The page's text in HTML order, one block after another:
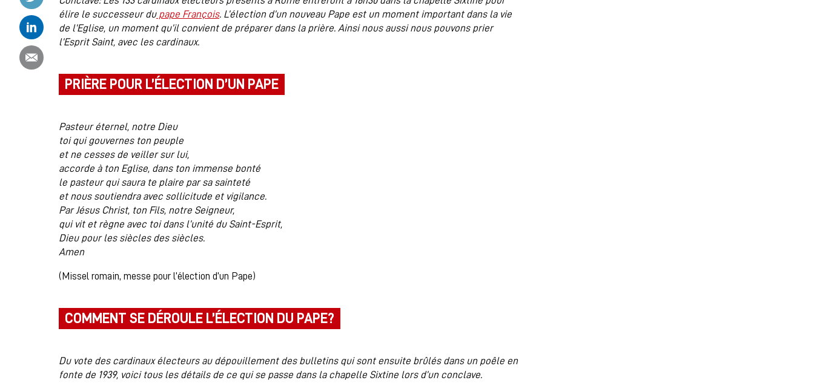
Partager ce contenu sur Linkedin
élire le successeur dupape François. L’élection d’un nouveau Pape est un moment important dans la vie
de l’Eglise, un moment qu’il convient de préparer dans la prière. Ainsi nous aussi nous pouvons prier
l’Esprit Saint, avec les cardinaux.
PRIÈRE POUR L’ÉLECTION D’UN PAPE
Pasteur éternel, notre Dieu
toi qui gouvernes ton peuple
et ne cesses de veiller sur lui,
accorde à ton Eglise, dans ton immense bonté
le pasteur qui saura te plaire par sa sainteté
et nous soutiendra avec sollicitude et vigilance.
Par Jésus Christ, ton Fils, notre Seigneur,
qui vit et règne avec toi dans l’unité du Saint-Esprit,
Dieu pour les siècles des siècles.
Amen
(Missel romain, messe pour l’élection d’un Pape)
COMMENT SE DÉROULE L’ÉLECTION DU PAPE?
Du vote des cardinaux électeurs au dépouillement des bulletins qui sont ensuite brûlés dans un poêle en
fonte de 1939, voici tous les détails de ce qui se passe dans la chapelle Sixtine lors d’un conclave.